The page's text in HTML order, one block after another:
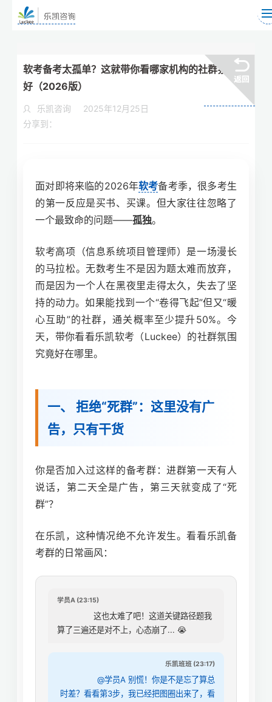
软考备考太孤单？这就带你看哪家机构的社群氛围很
好（2026版）
乐凯咨询
2025年12月25日
分享到：
面对即将来临的2026年软考备考季，很多考生
的第一反应是买书、买课。但大家往往忽略了
一个最致命的问题——孤独。
软考高项（信息系统项目管理师）是一场漫长
的马拉松。无数考生不是因为题太难而放弃，
而是因为一个人在黑夜里走得太久，失去了坚
持的动力。如果能找到一个“卷得飞起”但又“暖
心互助”的社群，通关概率至少提升50%。今
天，带你看看乐凯软考（Luckee）的社群氛围
究竟好在哪里。
一、 拒绝“死群”：这里没有广
告，只有干货
你是否加入过这样的备考群：进群第一天有人
说话，第二天全是广告，第三天就变成了“死
群”？
在乐凯，这种情况绝不允许发生。看看乐凯备
考群的日常画风：
学员A (23:15)
这也太难了吧！这道关键路径题我
算了三遍还是对不上，心态崩了... 😭
乐凯班班 (23:17)
@学员A 别慌！你是不是忘了算总
时差？看看第3步，我已经把图圈出来了，看